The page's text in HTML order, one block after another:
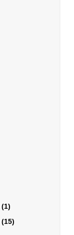
(1)
(15)